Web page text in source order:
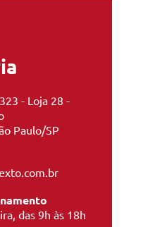
- Loja 28 -
Paulo/SP
das 9h às 18h